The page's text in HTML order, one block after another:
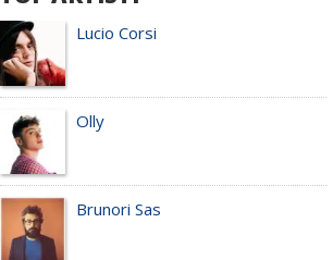
Lucio Corsi
Olly
Brunori Sas